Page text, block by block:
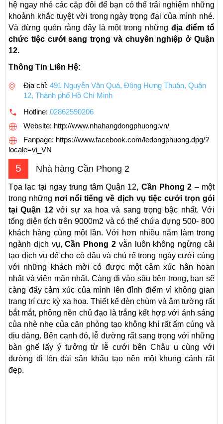
hệ ngay nhé các cặp đôi để bạn có thể trải nghiệm những
khoảnh khắc tuyệt vời trong ngày trọng đại của mình nhé.
Và đừng quên rằng đây là một trong nhữngđịa điểm tổ
chức tiệc cưới sang trọng và chuyên nghiệp ở Quận
12.
Thông Tin Liên Hệ:
Địa chỉ: 491 Nguyễn Văn Quá, Đông Hưng Thuận, Quận
12, Thành phố Hồ Chí Minh
Hotline: 02862590206
Website: http://www.nhahangdongphuong.vn/
Fanpage: https://www.facebook.com/ledongphuong.dpg/?
locale=vi_VN
5 Nhà hàng Cần Phong 2
Tọa lạc tại ngay trung tâm Quận 12, Cần Phong 2 – một
trong những nơi nổi tiếng về dịch vụ tiệc cưới trọn gói
tại Quận 12với sự xa hoa và sang trọng bậc nhất. Với
tổng diện tích trên 9000m2 và có thể chứa đựng 500- 800
khách hàng cùng một lần. Với hơn nhiều năm làm trong
ngành dịch vụ,Cần Phong 2 vẫn luôn không ngừng cải
tạo dịch vụ để cho cô dâu và chú rể trong ngày cưới cùng
với những khách mời có được một cảm xúc hân hoan
nhất và viên mãn nhất. Càng đi vào sâu bên trong, bạn sẽ
càng đẩy cảm xúc của mình lên đỉnh điểm vì không gian
trang trí cực kỳ xa hoa. Thiết kế đèn chùm và âm tường rất
bắt mắt, phông nền chủ đạo là trắng kết hợp với ánh sáng
của nhè nhẹ của căn phòng tạo không khí rất ấm cúng và
dịu dàng. Bên cạnh đó, lễ đường rất sang trọng với những
bàn ghế lấy ý tưởng từ lễ cưới bên Châu u cùng với
đường đi lên đài sân khấu tạo nên một khung cảnh rất
đẹp.